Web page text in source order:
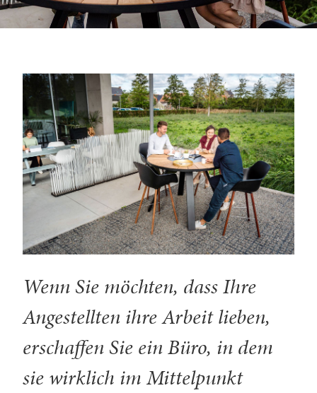
Wenn Sie möchten, dass Ihre
Angestellten ihre Arbeit lieben,
erschaffen Sie ein Büro, in dem
sie wirklich im Mittelpunkt